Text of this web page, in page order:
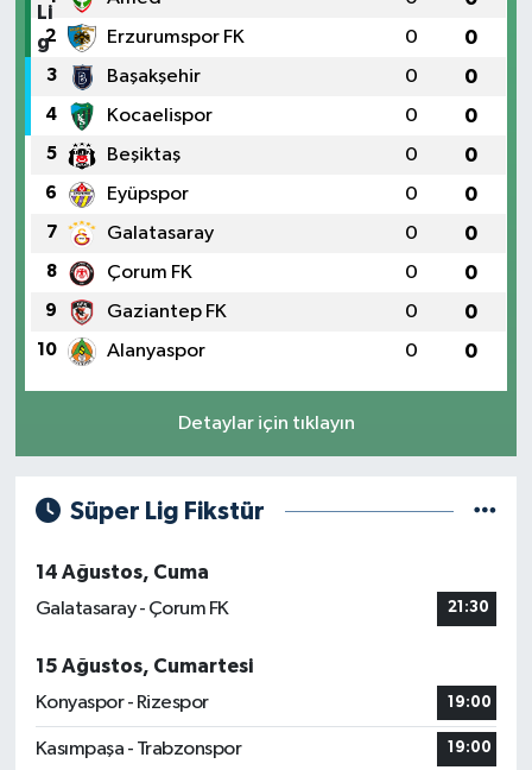
2 Erzurumspor FK 0 0
3 Başakşehir 0 0
4 Kocaelispor 0 0
5 Beşiktaş 0 0
6 Eyüpspor 0 0
7 Galatasaray 0 0
8 Çorum FK 0 0
9 Gaziantep FK 0 0
10 Alanyaspor 0 0
Detaylar için tıklayın
Süper Lig Fikstür
14 Ağustos, Cuma
Galatasaray - Çorum FK
21:30
15 Ağustos, Cumartesi
Konyaspor - Rizespor
19:00
Kasımpaşa - Trabzonspor 19:00